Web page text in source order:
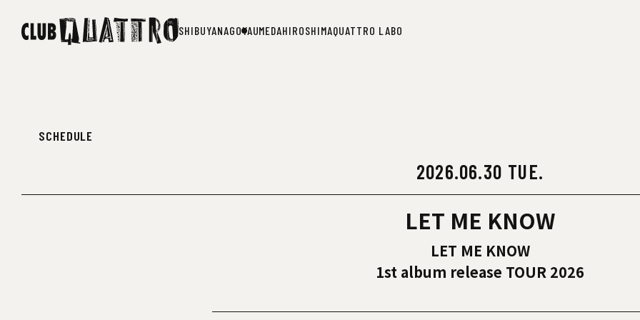
SHIBUYANAGOYAUMEDAHIROSHIMAQUATTRO LABO
SCHEDULE
2026.06.30 TUE.
LET ME KNOW
LET ME KNOW
1st album release TOUR 2026